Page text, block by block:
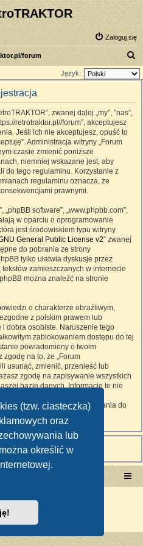
(tzw. ciasteczka)
oraz
lub
określić w
Zaloguj się
forum
z
Język:
zwanej dalej „my”, ”nas”,
retrotraktor.pl//forum”, akceptujesz
Jeśli ich nie akceptujesz, opuść to
Administracja witryny „Forum
czasie zmienić poniższe
niemniej wskazane jest, aby
do tego regulaminu. Korzystanie z
regulaminu oznacza, że
prawnymi.
„phpBB software”, „www.phpbb.com”,
w oparciu o oprogramowanie
jest środowiskiem typu witryny
General Public License v2” zwanej
do pobrania ze strony
tylko ułatwia dyskusje przez
zamieszczanych w internecie
można znaleźć na stronie
o charakterze obraźliwym,
z polskim prawem lub
dobra osobiste. Naruszenie tego
zablokowaniem dostępu do tej
powiadomiony o twoim
zgodę na to, że „Forum
usunąć, zmienić, przenieść lub
zgodę na zapisywanie wszystkich
bazie danych. Informacje te nie
odpowiedzialności za włamania do
kradzieży danych.
dostarcza